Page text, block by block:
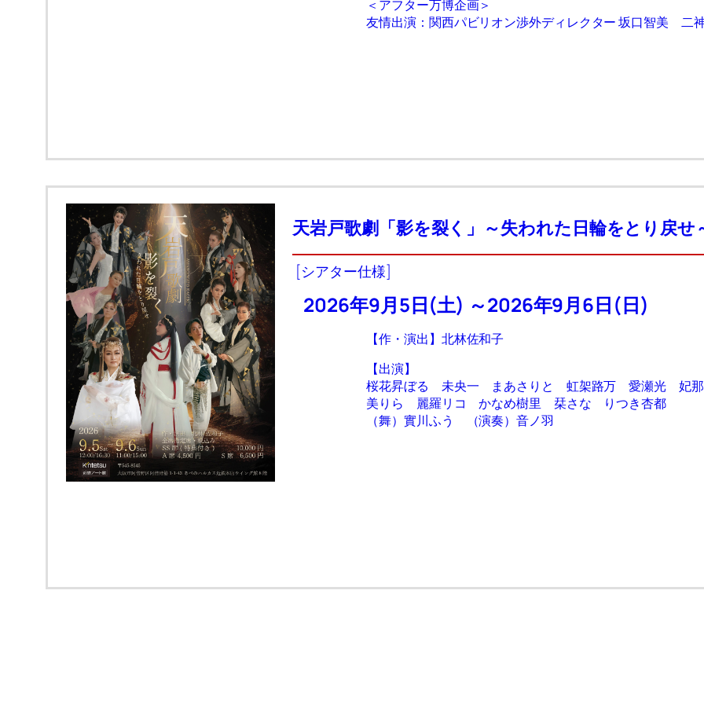
＜アフター万博企画＞
友情出演：関西パビリオン渉外ディレクター 坂口智美 二
天岩戸歌劇「影を裂く」～失われた日輪をとり戻せ
[シアター仕様]
2026年9月5日(土) ～2026年9月6日(日)
【作・演出】北林佐和子
【出演】
桜花昇ぼる 未央一 まあさりと 虹架路万 愛瀬光 妃
美りら 麗羅リコ かなめ樹里 栞さな りつき杏都
（舞）實川ふう （演奏）音ノ羽